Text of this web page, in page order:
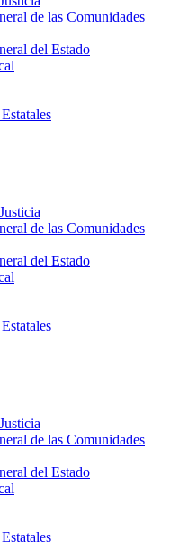
de las Comunidades
del Estado
de las Comunidades
del Estado
de las Comunidades
del Estado